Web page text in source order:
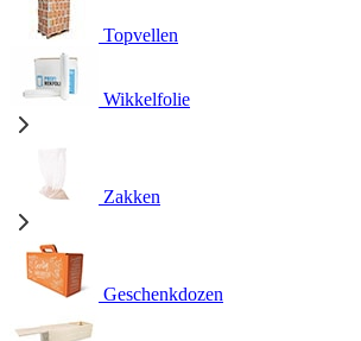
Topvellen
Wikkelfolie
Zakken
Geschenkdozen